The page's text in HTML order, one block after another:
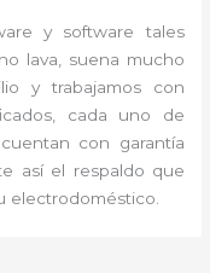
y software tales
lava, suena mucho
y trabajamos con
cada uno de
con garantía
así el respaldo que
electrodoméstico.